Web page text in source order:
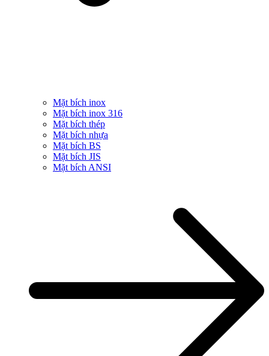
Mặt bích inox
Mặt bích inox 316
Mặt bích thép
Mặt bích nhựa
Mặt bích BS
Mặt bích JIS
Mặt bích ANSI